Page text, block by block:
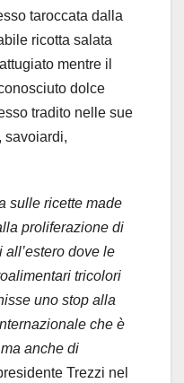
taroccata dalla
ricotta salata
mentre il
dolce
tradito nelle sue
savoiardi,
sulle ricette made
proliferazione di
dove le
tricolori
uno stop alla
che è
anche di
Trezzi nel